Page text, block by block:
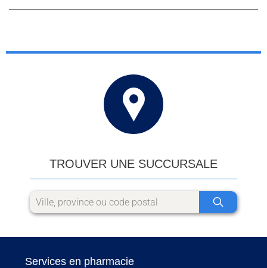
TROUVER UNE SUCCURSALE
Services en pharmacie